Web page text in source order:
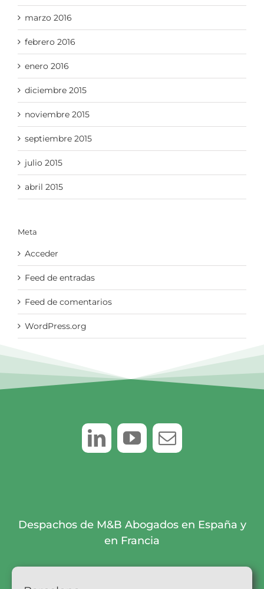
marzo 2016
febrero 2016
enero 2016
diciembre 2015
noviembre 2015
septiembre 2015
julio 2015
abril 2015
Meta
Acceder
Feed de entradas
Feed de comentarios
WordPress.org
Despachos de M&B Abogados en España y
en Francia